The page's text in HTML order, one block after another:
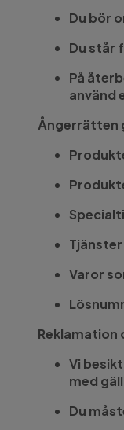
Du bör
Du står
På
använd
Ångerrätten
Varor
Reklamation
Vi
med
Du